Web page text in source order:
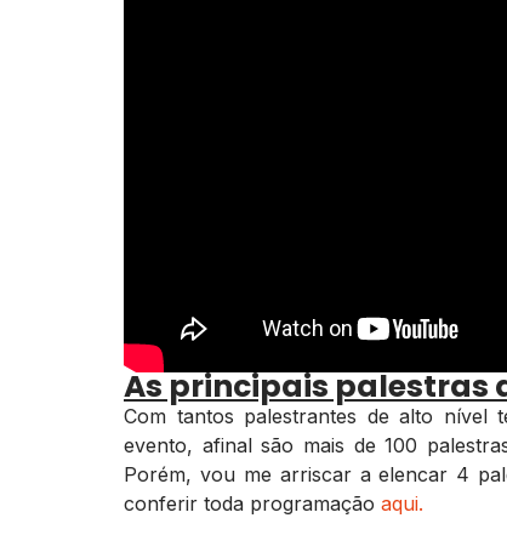
As principais palestras
Com tantos palestrantes de alto nível
evento, afinal são mais de 100
Porém, vou me arriscar a elencar 4
conferir toda programação aqui.